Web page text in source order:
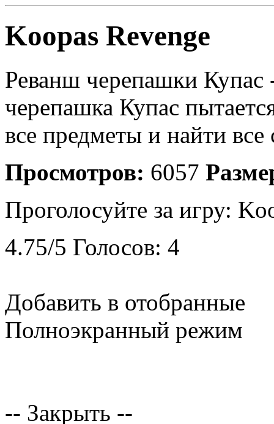
Koopas Revenge
Реванш черепашки
черепашка Купас
все предметы и найти все
Просмотров: 6057
Проголосуйте за игру:
4.75/5 Голосов: 4
Добавить в отобранные
Полноэкранный режим
-- Закрыть --